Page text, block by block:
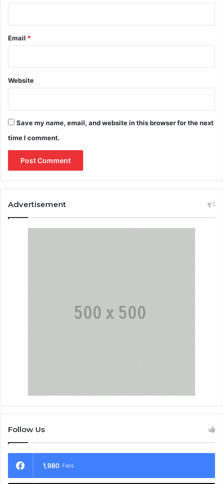
Email *
Website
Save my name, email, and website in this browser for the next
time I comment.
Advertisement
Follow Us
1,980 Fans